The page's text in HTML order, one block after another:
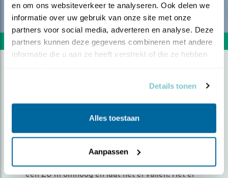
en om ons websiteverkeer te analyseren. Ook delen we
informatie over uw gebruik van onze site met onze
partners voor social media, adverteren en analyse. Deze
partners kunnen deze gegevens combineren met andere
informatie die u aan ze heeft verstrekt of die ze hebben
Details tonen
Alles toestaan
Aanpassen
Volgende foto Vorige foto
1387 views
Een Kleine Mantelmeeuw heeft een ei geroofd,
waarschijnlijk van een gans. Hij zou het ei wel
een 20 m omhoog en laat het ei vallen. Het ei